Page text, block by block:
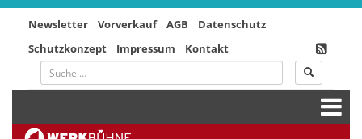
Newsletter Vorverkauf AGB
Datenschutz
Schutzkonzept
Impressum Kontakt